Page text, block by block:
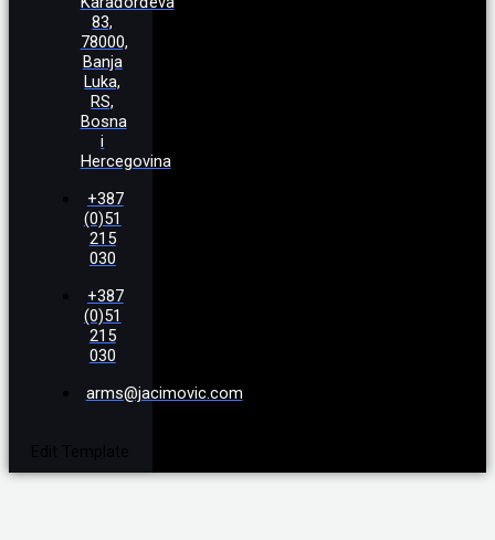
83,
78000,
Banja
Luka,
RS,
Bosna
i
Hercegovina
+387
(0)51
215
030
+387
(0)51
215
030
arms@jacimovic.com
Edit Template